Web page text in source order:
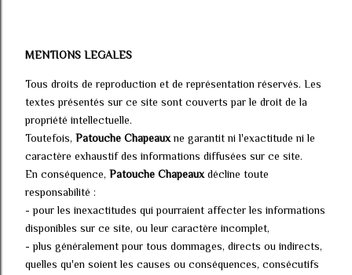
MENTIONS LEGALES
Tous droits de reproduction et de représentation réservés. Les
textes présentés sur ce site sont couverts par le droit de la
propriété intellectuelle.
Toutefois, Patouche Chapeauxne garantit ni l'exactitude ni le
caractère exhaustif des informations diffusées sur ce site.
En conséquence, Patouche Chapeaux décline toute
responsabilité :
- pour les inexactitudes qui pourraient affecter les informations
disponibles sur ce site, ou leur caractère incomplet,
- plus généralement pour tous dommages, directs ou indirects,
quelles qu'en soient les causes ou conséquences, consécutifs